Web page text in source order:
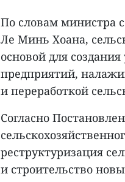
По словам министра
Ле Минь Хоана,
основой для
предприятий,
и переработкой
Согласно
реструктуризация
и строительство